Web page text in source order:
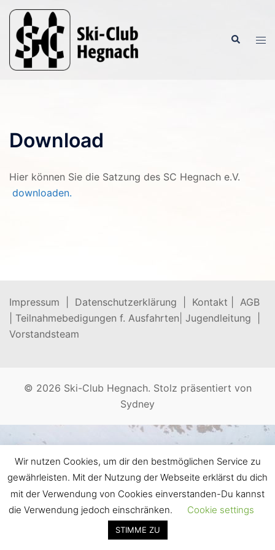
Zum
Inhalt
springen
Suche
Download
Hier können Sie die Satzung des SC Hegnach e.V.
downloaden.
Impressum | Datenschutzerklärung | Kontakt |
AGB
Teilnahmebedigungen f. Ausfahrten Jugendleitung |
Vorstandsteam
© 2026 Ski-Club Hegnach. Stolz präsentiert von
Sydney
Wir nutzen Cookies, um dir den bestmöglichen Service zu
gewährleisten. Mit der Nutzung der Webseite erklärst du dich
mit der Verwendung von Cookies einverstanden-Du kannst
die Verwendung jedoch einschränken.
Cookie settings
STIMME ZU